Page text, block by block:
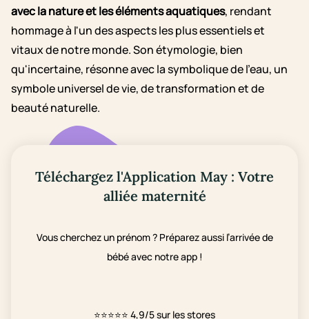
avec la nature et les éléments aquatiques, rendant
hommage à l'un des aspects les plus essentiels et
vitaux de notre monde. Son étymologie, bien
qu'incertaine, résonne avec la symbolique de l'eau, un
symbole universel de vie, de transformation et de
beauté naturelle.
Téléchargez l'Application May : Votre
alliée maternité
Vous cherchez un prénom ? Préparez aussi l’arrivée de
bébé avec notre app !
⭐⭐⭐⭐⭐ 4,9/5 sur les stores